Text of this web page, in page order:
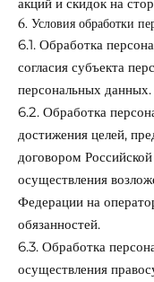
6. Условия обработки
6.1. Обработка
согласия субъекта
персональных данных.
6.2. Обработка
достижения целей,
договором
осуществления
Федерации на
обязанностей.
6.3. Обработка
осуществления